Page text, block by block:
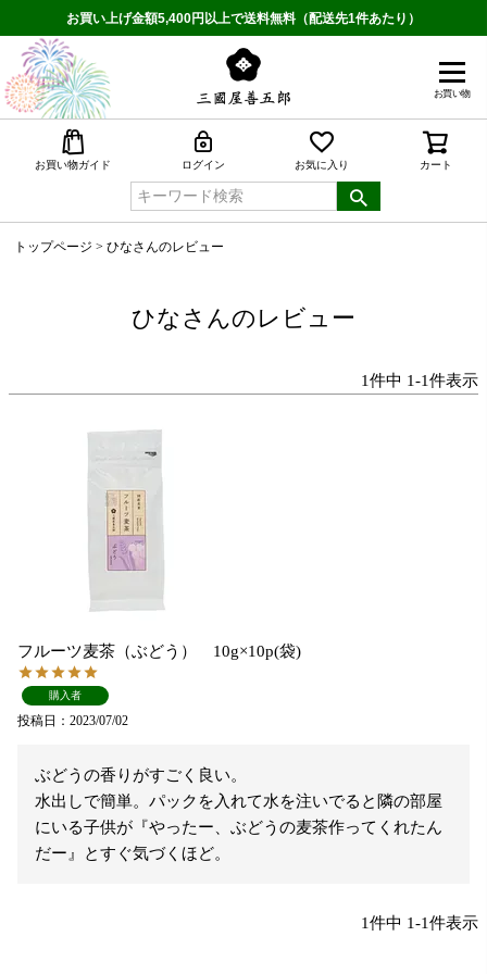
お買い上げ金額5,400円以上で送料無料（配送先1件あたり）
お買い物
お買い物ガイド ログイン お気に入り カート
トップページ ひなさんのレビュー
ひなさんのレビュー
1件中 1-1件表示
フルーツ麦茶（ぶどう） 10g×10p(袋)
購入者
投稿日 2023/07/02
ぶどうの香りがすごく良い。
水出しで簡単。パックを入れて水を注いでると隣の部屋
にいる子供が『やったー、ぶどうの麦茶作ってくれたん
だー』とすぐ気づくほど。
1件中 1-1件表示